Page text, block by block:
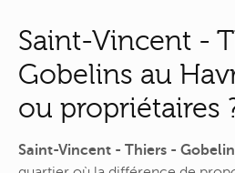
Saint-Vincent -
Gobelins au
ou propriétaires
Saint-Vincent - Thiers -